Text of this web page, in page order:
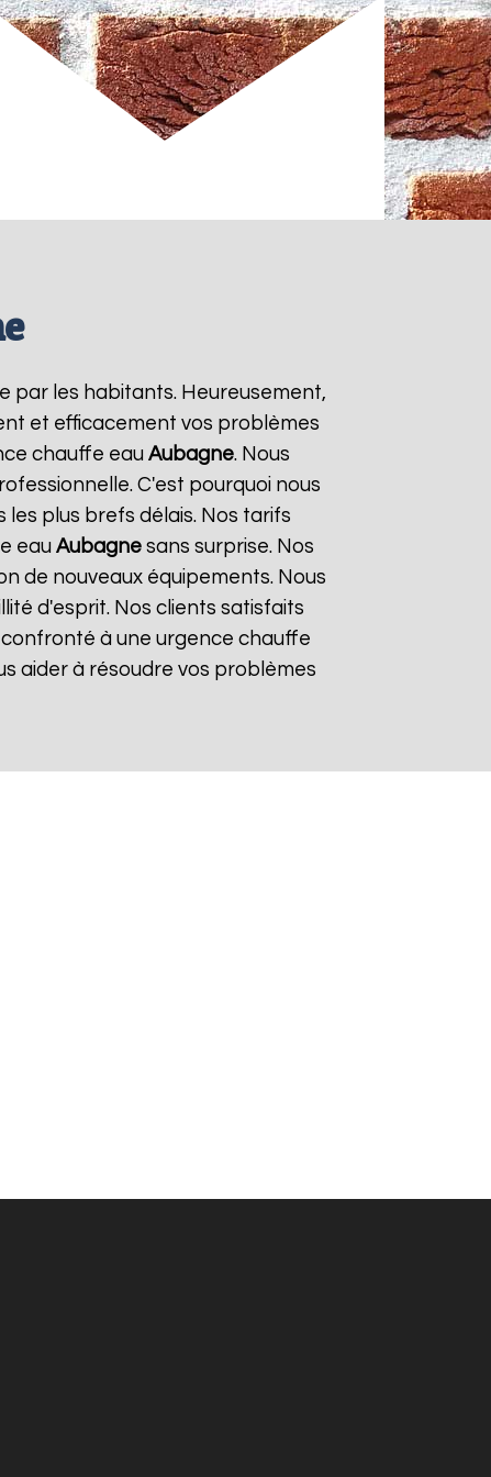
par les habitants. Heureusement,
et efficacement vos problèmes
chauffe eau Aubagne. Nous
C'est pourquoi nous
plus brefs délais. Nos tarifs
eau Aubagnesans surprise. Nos
de nouveaux équipements. Nous
d'esprit. Nos clients satisfaits
à une urgence chauffe
aider à résoudre vos problèmes